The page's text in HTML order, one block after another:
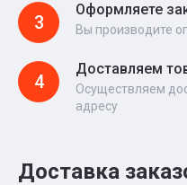
3
Оформляете
Вы производите
4
Доставляем
Осуществляем
адресу
Доставка